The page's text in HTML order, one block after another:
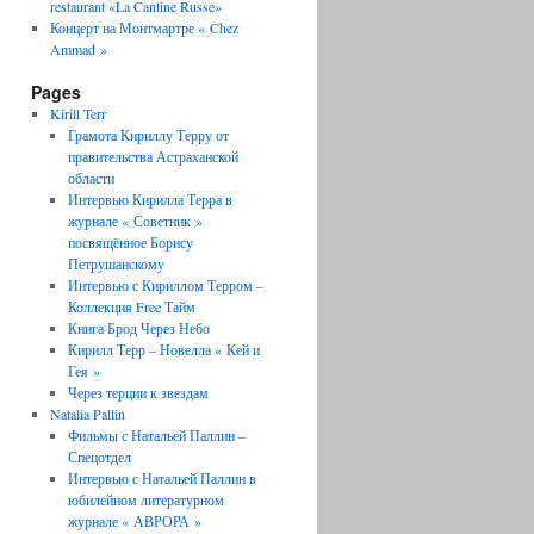
restaurant «La Cantine Russe»
Концерт на Монтмартре « Chez
Ammad »
Pages
Kirill Terr
Грамота Кириллу Терру от
правительства Астраханской
области
Интервью Кирилла Терра в
журнале « Советник »
посвящённое Борису
Петрушанскому
Интервью с Кириллом Терром –
Коллекция Free Тайм
Книга Брод Через Небо
Кирилл Терр – Новелла « Кей и
Гея »
Через терции к звездам
Natalia Pallin
Фильмы с Натальей Паллин –
Спецотдел
Интервью с Натальей Паллин в
юбилейном литературном
журнале « АВРОРА »